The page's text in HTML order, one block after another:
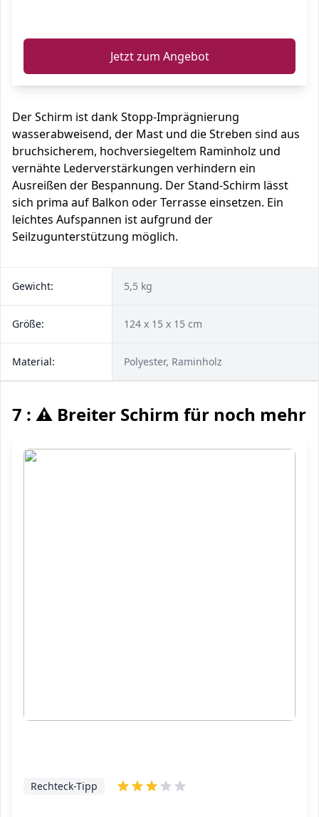
Jetzt zum Angebot
Der Schirm ist dank Stopp-Imprägnierung
wasserabweisend, der Mast und die Streben sind aus
bruchsicherem, hochversiegeltem Raminholz und
vernähte Lederverstärkungen verhindern ein
Ausreißen der Bespannung. Der Stand-Schirm lässt
sich prima auf Balkon oder Terrasse einsetzen. Ein
leichtes Aufspannen ist aufgrund der
Seilzugunterstützung möglich.
Gewicht: 5,5 kg
Größe: 124 x 15 x 15 cm
Material: Polyester, Raminholz
7 : ⚠️ Breiter Schirm für noch mehr
Rechteck-Tipp